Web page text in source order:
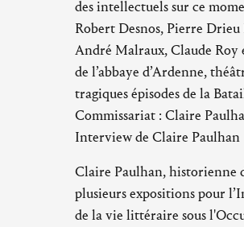
des intellectuels sur ce
Robert Desnos, Pierre
André Malraux, Claude Roy
de l’abbaye d’Ardenne,
tragiques épisodes de la
Commissariat : Claire
Interview de Claire Paulhan
Claire Paulhan, historienne
plusieurs expositions pour
de la vie littéraire sous